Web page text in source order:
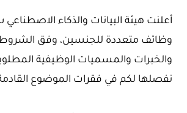
أعلنت هيئة البيانات والذكاء الاصطناعي
وظائف متعددة للجنسين، وفق
والخبرات والمسميات الوظيفية
نفصلها لكم في فقرات الموضوع